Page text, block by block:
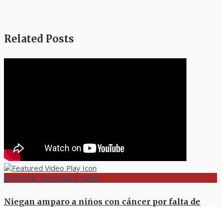
Related Posts
Economía, Nacionales, Salud
Niegan amparo a niños con cáncer por falta de